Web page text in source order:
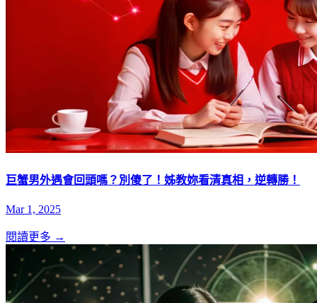
巨蟹男外遇會回頭嗎？別傻了！姊教妳看清真相，逆轉勝！
Mar 1, 2025
閱讀更多 →